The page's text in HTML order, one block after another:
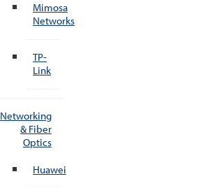
Mimosa
Networks
TP-
Link
Networking
& Fiber
Optics
Huawei